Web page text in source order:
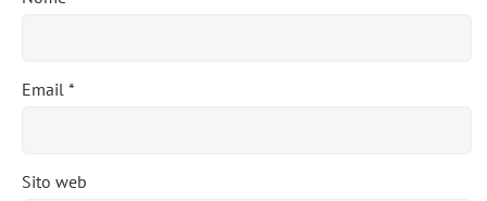
Email *
Sito web